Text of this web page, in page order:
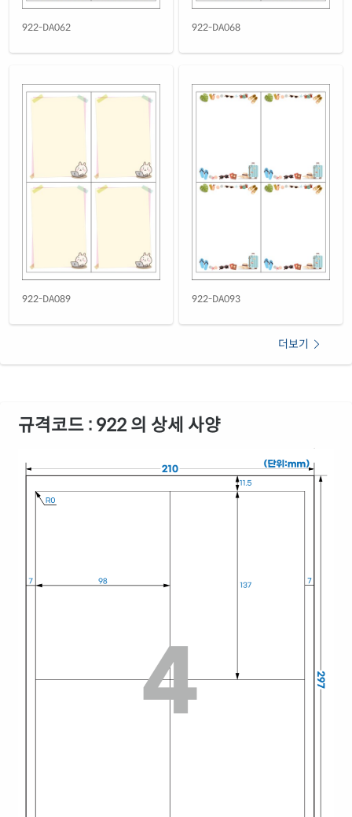
922-DA062 922-DA068
922-DA089 922-DA093
더보기
규격코드 : 922 의 상세 사양